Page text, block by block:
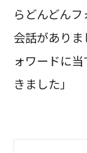
らどんどん
会話があり
ォワードに
きました」